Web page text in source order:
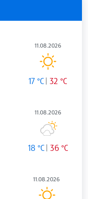
11.08.2026
17 °C 32 °C
11.08.2026
18 °C 36 °C
11.08.2026